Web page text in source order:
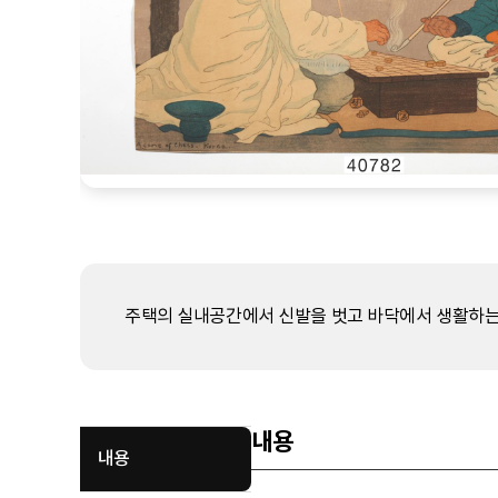
주택의 실내공간에서 신발을 벗고 바닥에서 생활하
내용
내용